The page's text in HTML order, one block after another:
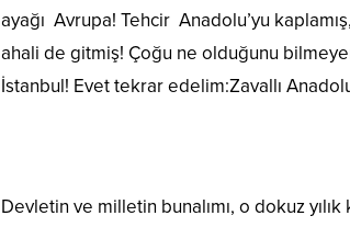
ayağı Avrupa! Tehcir Anadolu’yu
ahali de gitmiş! Çoğu ne olduğunu
İstanbul! Evet tekrar edelim:Zavallı
Devletin ve milletin bunalımı, o dokuz